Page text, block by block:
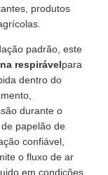
produtos
padrão, este
respirávelpara
dentro do
durante o
papelão de
confiável,
o fluxo de ar
em condições